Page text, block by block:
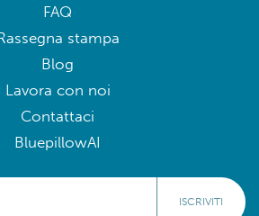
FAQ
stampa
Blog
Lavora con noi
Contattaci
BluepillowAI
ISCRIVITI